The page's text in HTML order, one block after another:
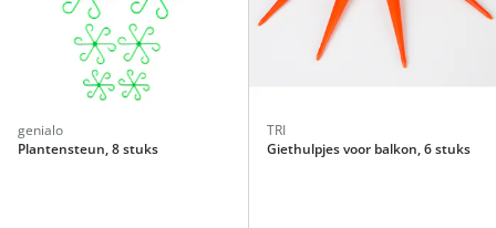
genialo
Plantensteun, 8 stuks
TRI
Giethulpjes voor balkon, 6 stuks